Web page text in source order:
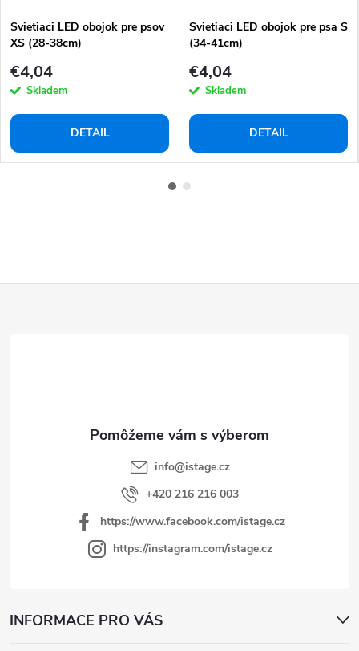
Svietiaci LED obojok pre psov
XS (28-38cm)
€4,04
Skladem
DETAIL
Svietiaci LED obojok pre psa S
(34-41cm)
€4,04
Skladem
DETAIL
info@istage.cz
+420 216 216 003
https://www.facebook.com/istage.cz
https://instagram.com/istage.cz
INFORMACE PRO VÁS